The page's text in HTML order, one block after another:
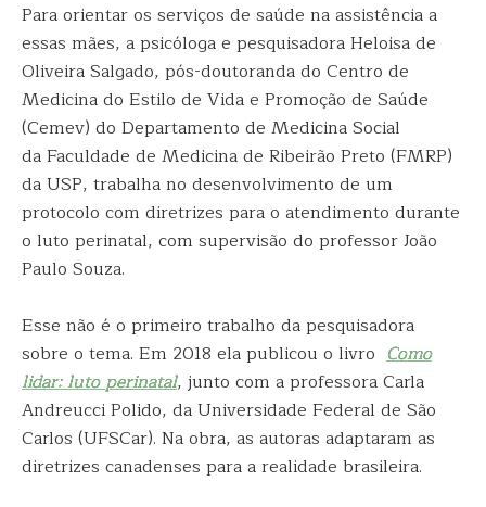
Para orientar os serviços de saúde na assistência a
essas mães, a psicóloga e pesquisadora Heloisa de
Oliveira Salgado, pós-doutoranda do Centro de
Medicina do Estilo de Vida e Promoção de Saúde
(Cemev) do Departamento de Medicina Social
da Faculdade de Medicina de Ribeirão Preto (FMRP)
da USP, trabalha no desenvolvimento de um
protocolo com diretrizes para o atendimento durante
o luto perinatal, com supervisão do professor João
Paulo Souza.
Esse não é o primeiro trabalho da pesquisadora
sobre o tema. Em 2018 ela publicou o livro Como
lidar: luto perinatal, junto com a professora Carla
Andreucci Polido, da Universidade Federal de São
Carlos (UFSCar). Na obra, as autoras adaptaram as
diretrizes canadenses para a realidade brasileira.